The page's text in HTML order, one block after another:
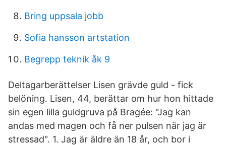
Bring uppsala jobb
Sofia hansson artstation
Begrepp teknik åk 9
Deltagarberättelser Lisen grävde guld - fick
belöning. Lisen, 44, berättar om hur hon hittade
sin egen lilla guldgruva på Bragée: "Jag kan
andas med magen och få ner pulsen när jag är
stressad". 1. Jag är äldre än 18 år, och bor i